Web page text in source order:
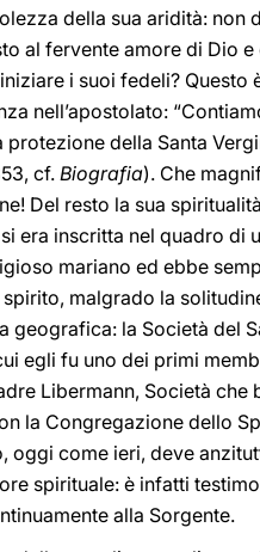
della sua aridità: non
al fervente amore di Dio e
i suoi fedeli? Questo
nell’apostolato:
protezione della Santa
cf. Biografia). Che
Del resto la sua
era inscritta nel quadro di
mariano ed ebbe
malgrado la
geografica: la Società del
egli fu uno dei primi
Libermann, Società che
la Congregazione dello
oggi come ieri, deve
spirituale: è infatti
alla Sorgente.